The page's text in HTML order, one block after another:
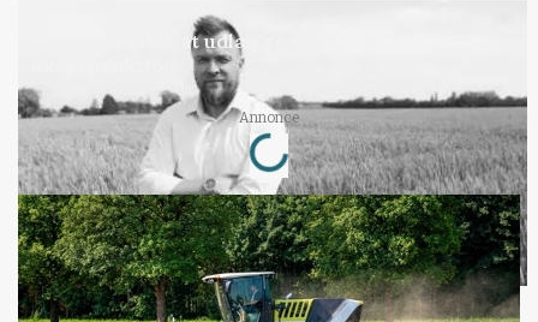
Det er en uskik at udlægge et røgslør om
Annonce
Loading...